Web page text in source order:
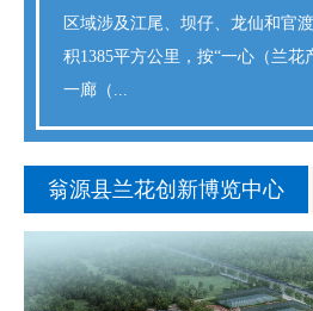
区域涉及江尾、坝仔、龙仙和官
积1385平方公里，按“一心（兰花
一廊（...
翁源县兰花创新博览中心